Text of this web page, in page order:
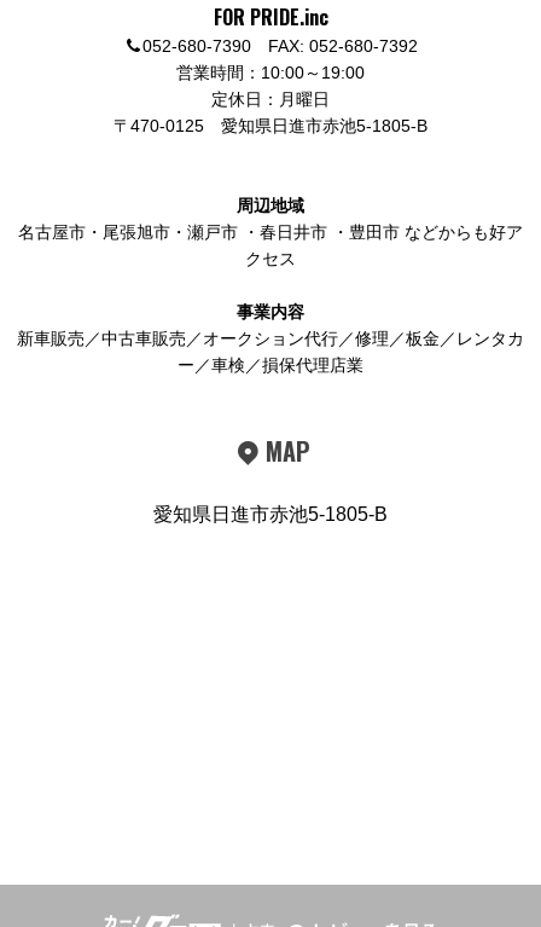
FOR PRIDE.inc
052-680-7390 FAX: 052-680-7392
営業時間：10:00～19:00
定休日：月曜日
〒470-0125 愛知県日進市赤池5-1805-B
周辺地域
名古屋市 ・ 尾張旭市 ・ 瀬戸市 ・ 春日井市 ・ 豊田市 などからも好ア
クセス
事業内容
新車販売／中古車販売／オークション代行／修理／板金／レンタカ
ー／車検／損保代理店業
MAP
愛知県日進市赤池5-1805-B